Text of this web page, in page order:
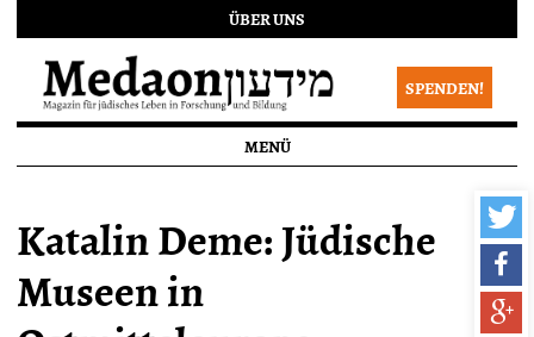
ÜBER UNS
SPENDEN!
MENÜ
Katalin Deme: Jüdische
Museen in